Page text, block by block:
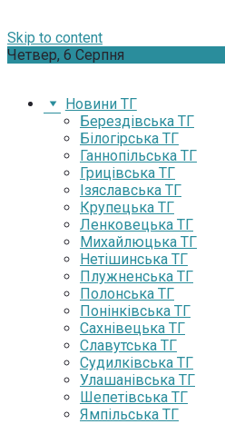
Skip to content
Четвер, 6 Серпня
Новини ТГ
Берездівська ТГ
Білогірська ТГ
Ганнопільська ТГ
Грицівська ТГ
Ізяславська ТГ
Крупецька ТГ
Ленковецька ТГ
Михайлюцька ТГ
Нетішинська ТГ
Плужненська ТГ
Полонська ТГ
Понінківська ТГ
Сахнівецька ТГ
Славутська ТГ
Судилківська ТГ
Улашанівська ТГ
Шепетівська ТГ
Ямпільська ТГ